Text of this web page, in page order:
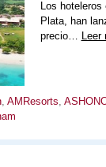
Los
Plata, han
precio… Leer
, AMResorts,